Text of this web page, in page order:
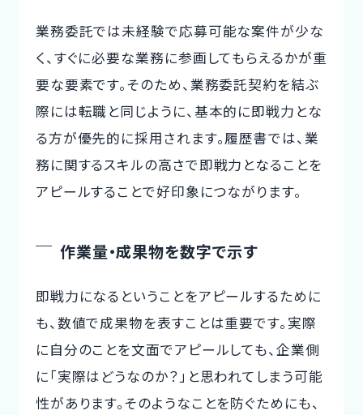
業務委託では未経験で応募可能な案件が少な
く、すぐに必要な業務に参画してもらえるかが重
要な要素です。そのため、業務委託契約を結ぶ
際には転職と同じように、基本的に即戦力とな
る方が優先的に採用されます。履歴書では、業
務に関するスキルの高さで即戦力となることを
アピールすることで好印象につながります。
作業量・成果物を数字で示す
即戦力になるということをアピールするために
も、数値で成果物を表すことは重要です。実際
に自分のことを文面でアピールしても、企業側
に「実際はどうなのか？」と思われてしまう可能
性があります。そのようなことを防ぐためにも、